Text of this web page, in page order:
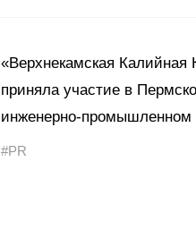
«Верхнекамская Калийная
приняла участие в
инженерно-
#PR